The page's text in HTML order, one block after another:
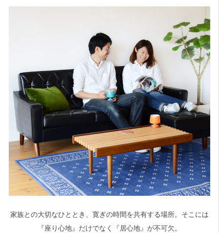
家族との大切なひととき、寛ぎの時間を共有する場所。そこには
『座り心地』だけでなく『居心地』が不可欠。